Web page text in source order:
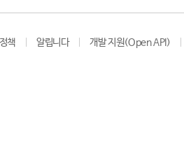
책 알립니다 개발 지원(Open API)